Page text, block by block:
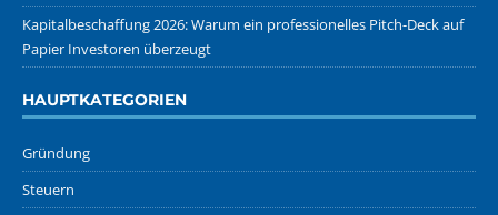
Kapitalbeschaffung 2026: Warum ein professionelles Pitch-Deck auf
Papier Investoren überzeugt
HAUPTKATEGORIEN
Gründung
Steuern